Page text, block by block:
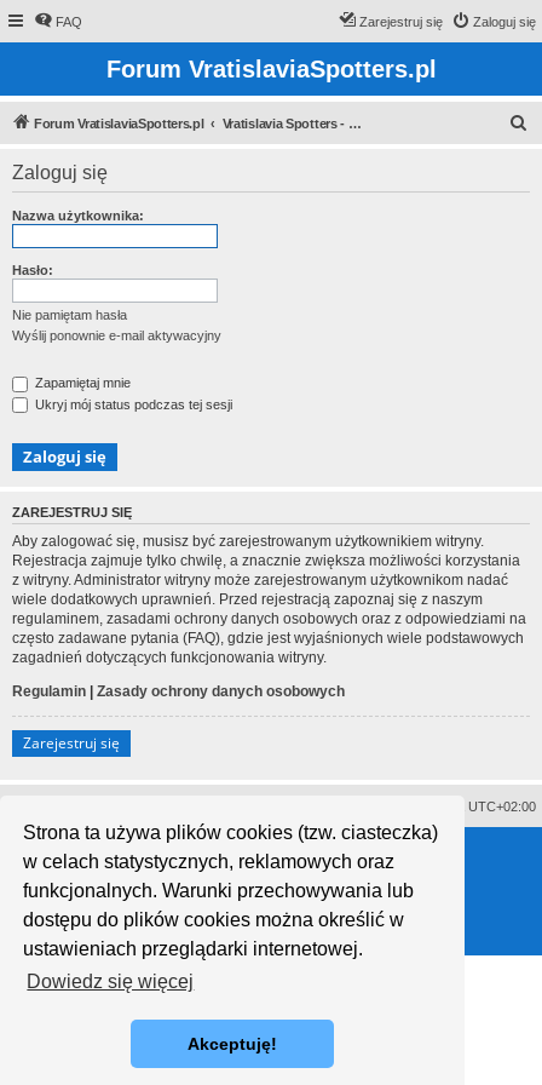
Strona ta używa plików cookies (tzw. ciasteczka)
w celach statystycznych, reklamowych oraz
funkcjonalnych. Warunki przechowywania lub
dostępu do plików cookies można określić w
ustawieniach przeglądarki internetowej.
Dowiedz się więcej
Akceptuję!
FAQ Zaloguj się
Zarejestruj się
Forum VratislaviaSpotters.pl
Forum VratislaviaSpotters.pl Vratislavia Spotters - Wroclawska grupa spotterska
Zaloguj się
Nazwa użytkownika:
Hasło:
Nie pamiętam hasła
Wyślij ponownie e-mail aktywacyjny
Zapamiętaj mnie
Ukryj mój status podczas tej sesji
ZAREJESTRUJ SIĘ
Aby zalogować się, musisz być zarejestrowanym użytkownikiem witryny.
Rejestracja zajmuje tylko chwilę, a znacznie zwiększa możliwości korzystania
z witryny. Administrator witryny może zarejestrowanym użytkownikom nadać
wiele dodatkowych uprawnień. Przed rejestracją zapoznaj się z naszym
regulaminem, zasadami ochrony danych osobowych oraz z odpowiedziami na
często zadawane pytania (FAQ), gdzie jest wyjaśnionych wiele podstawowych
zagadnień dotyczących funkcjonowania witryny.
Regulamin | Zasady ochrony danych osobowych
Zarejestruj się
UTC+02:00
Technologię dostarcza phpBB
® Forum Software © phpBB Limited
Polski pakiet językowy dostarczaphpBB.pl
Style proflat © 2017Mazeltof